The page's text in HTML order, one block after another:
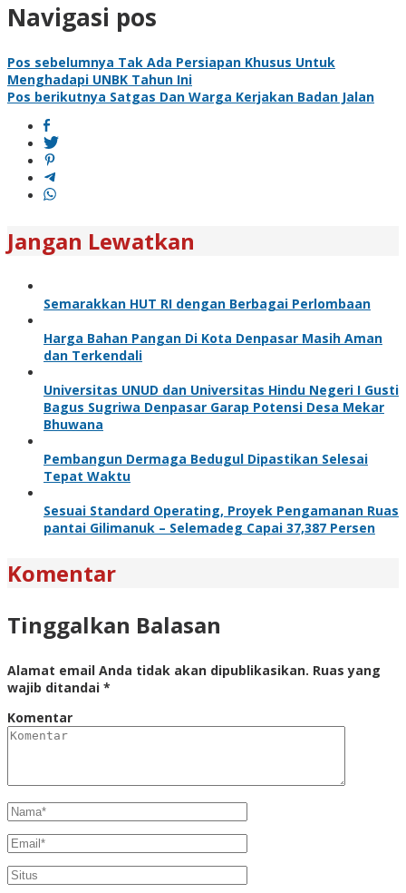
Navigasi pos
Pos sebelumnya Tak Ada Persiapan Khusus Untuk
Menghadapi UNBK Tahun Ini
Pos berikutnya Satgas Dan Warga Kerjakan Badan Jalan
Jangan Lewatkan
Semarakkan HUT RI dengan Berbagai Perlombaan
Harga Bahan Pangan Di Kota Denpasar Masih Aman
dan Terkendali
Universitas UNUD dan Universitas Hindu Negeri I Gusti
Bagus Sugriwa Denpasar Garap Potensi Desa Mekar
Bhuwana
Pembangun Dermaga Bedugul Dipastikan Selesai
Tepat Waktu
Sesuai Standard Operating, Proyek Pengamanan Ruas
pantai Gilimanuk – Selemadeg Capai 37,387 Persen
Komentar
Tinggalkan Balasan
Alamat email Anda tidak akan dipublikasikan. Ruas yang
wajib ditandai *
Komentar